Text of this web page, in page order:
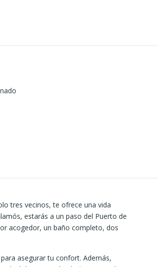
tres vecinos, te ofrece una vida
estarás a un paso del Puerto de
acogedor, un baño completo, dos
asegurar tu confort. Además,